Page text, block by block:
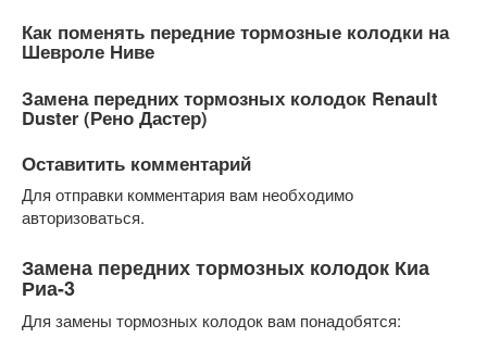
Как поменять передние тормозные колодки на
Шевроле Ниве
Замена передних тормозных колодок Renault
Duster (Рено Дастер)
Оставитить комментарий
Для отправки комментария вам необходимо
авторизоваться.
Замена передних тормозных колодок Киа
Риа-3
Для замены тормозных колодок вам понадобятся: